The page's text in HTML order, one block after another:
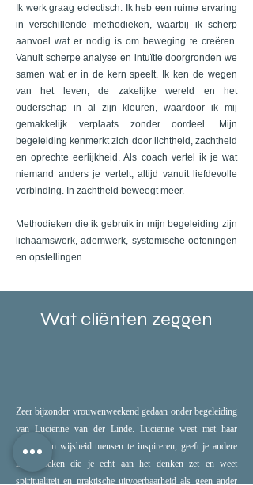
Ik werk graag eclectisch. Ik heb een ruime ervaring
in verschillende methodieken, waarbij ik scherp
aanvoel wat er nodig is om beweging te creëren.
Vanuit scherpe analyse en intuïtie doorgronden we
samen wat er in de kern speelt. Ik ken de wegen
van het leven, de zakelijke wereld en het
ouderschap in al zijn kleuren, waardoor ik mij
gemakkelijk verplaats zonder oordeel. Mijn
begeleiding kenmerkt zich door lichtheid, zachtheid
en oprechte eerlijkheid. Als coach vertel ik je wat
niemand anders je vertelt, altijd vanuit liefdevolle
verbinding. In zachtheid beweegt meer.
Methodieken die ik gebruik in mijn begeleiding zijn
lichaamswerk, ademwerk, systemische oefeningen
en opstellingen.
Wat cliënten zeggen
Zeer bijzonder vrouwenweekend gedaan onder begeleiding
van Lucienne van der Linde. Lucienne weet met haar
warmte en wijsheid mensen te inspireren, geeft je andere
invalshoeken die je echt aan het denken zet en weet
spiritualiteit en praktische uitvoerbaarheid als geen ander